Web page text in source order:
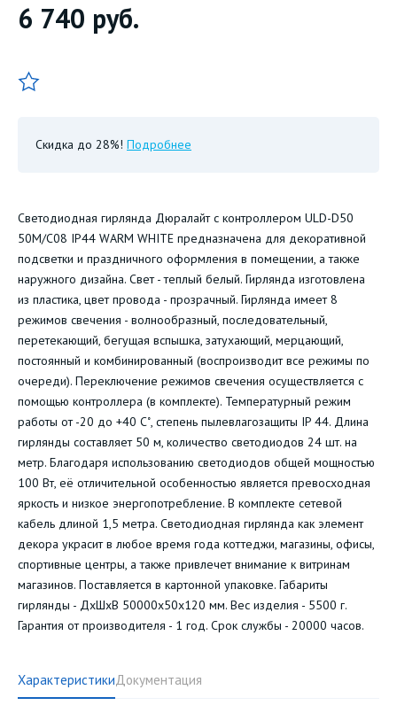
6 740 руб.
Скидка до 28%! Подробнее
Светодиодная гирлянда Дюралайт с контроллером ULD-D50
50M/С08 IP44 WARM WHITE предназначена для декоративной
подсветки и праздничного оформления в помещении, а также
наружного дизайна. Свет - теплый белый. Гирлянда изготовлена
из пластика, цвет провода - прозрачный. Гирлянда имеет 8
режимов свечения - волнообразный, последовательный,
перетекающий, бегущая вспышка, затухающий, мерцающий,
постоянный и комбинированный (воспроизводит все режимы по
очереди). Переключение режимов свечения осуществляется с
помощью контроллера (в комплекте). Температурный режим
работы от -20 до +40 С˚, степень пылевлагозащиты IP 44. Длина
гирлянды составляет 50 м, количество светодиодов 24 шт. на
метр. Благодаря использованию светодиодов общей мощностью
100 Вт, её отличительной особенностью является превосходная
яркость и низкое энергопотребление. В комплекте сетевой
кабель длиной 1,5 метра. Светодиодная гирлянда как элемент
декора украсит в любое время года коттеджи, магазины, офисы,
спортивные центры, а также привлечет внимание к витринам
магазинов. Поставляется в картонной упаковке. Габариты
гирлянды - ДхШхВ 50000х50х120 мм. Вес изделия - 5500 г.
Гарантия от производителя - 1 год. Срок службы - 20000 часов.
ХарактеристикиДокументация